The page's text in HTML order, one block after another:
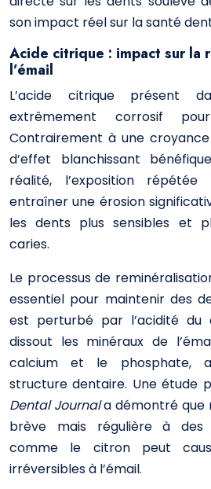
son impact réel sur la santé
Acide citrique : impact sur la
l’émail
L’acide citrique présent
extrêmement corrosif
Contrairement à une
d’effet blanchissant
réalité, l’exposition
entraîner une érosion
les dents plus sensibles et
caries.
Le processus de
essentiel pour maintenir des
est perturbé par l’acidité du
dissout les minéraux de
calcium et le phosphate,
structure dentaire. Une étude
Dental Journala démontré que
brève mais régulière à des
comme le citron peut
irréversibles à l’émail.